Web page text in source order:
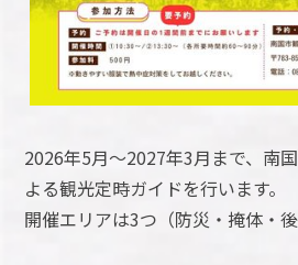
2026年5月～2027年3月まで、南
よる観光定時ガイドを行います。
開催エリアは3つ（防災・掩体・後